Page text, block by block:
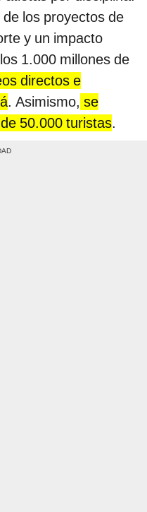
los proyectos de
y un impacto
1.000 millones de
directos e
. Asimismo, se
50.000 turistas.